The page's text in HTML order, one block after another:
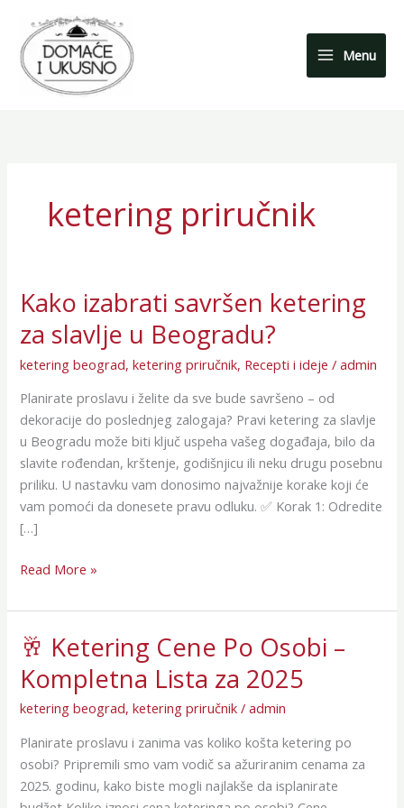
content
Menu
ketering priručnik
Kako izabrati savršen ketering
za slavlje u Beogradu?
ketering beograd,ketering priručnik, Recepti i ideje /admin
Planirate proslavu i želite da sve bude savršeno – od
dekoracije do poslednjeg zalogaja? Pravi ketering za slavlje
u Beogradu može biti ključ uspeha vašeg događaja, bilo da
slavite rođendan, krštenje, godišnjicu ili neku drugu posebnu
priliku. U nastavku vam donosimo najvažnije korake koji će
vam pomoći da donesete pravu odluku. ✅ Korak 1: Odredite
[…]
Kako
savršen
ketering
slavlje
u
Beogradu?
Read More »
🥂 Ketering Cene Po Osobi –
Kompletna Lista za 2025
ketering beograd,ketering priručnik /admin
Planirate proslavu i zanima vas koliko košta ketering po
osobi? Pripremili smo vam vodič sa ažuriranim cenama za
2025. godinu, kako biste mogli najlakše da isplanirate
🥂
Ketering
Cene
Po
–
Kompletna
Lista